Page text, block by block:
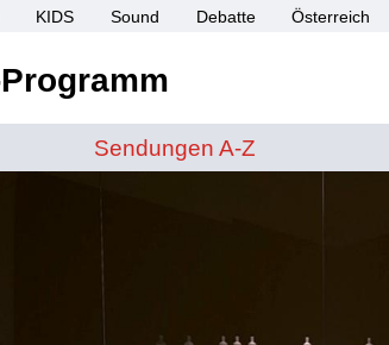
KIDS Sound Debatte Österreich
Sendungen von A bis Z
Sendungen A-Z